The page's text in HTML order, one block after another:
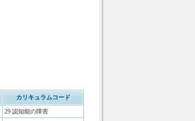
カリキュラムコード
29 認知能の障害